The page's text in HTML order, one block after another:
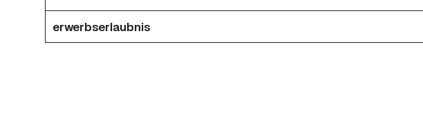
erwerbserlaubnis